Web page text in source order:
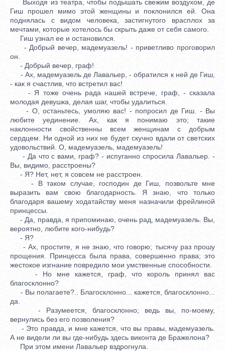
Выходя из театра, чтобы подышать свежим воздухом, де
Гиш прошел мимо этой женщины и поклонился ей. Она
поднялась с видом человека, застигнутого врасплох за
мечтами, которые хотелось бы скрыть даже от себя самого.
Гиш узнал ее и остановился.
- Добрый вечер, мадемуазель! - приветливо проговорил
он.
- Добрый вечер, граф!
- Ах, мадемуазель де Лавальер, - обратился к ней де Гиш,
- как я счастлив, что встретил вас!
- Я тоже очень рада нашей встрече, граф, - сказала
молодая девушка, делая шаг, чтобы удалиться.
- О, останьтесь, умоляю вас! - попросил де Гиш. - Вы
любите уединение. Ах, как я понимаю это; такие
наклонности свойственны всем женщинам с добрым
сердцем. Ни одной из них не будет скучно вдали от светских
удовольствий. О, мадемуазель, мадемуазель!
- Да что с вами, граф? - испуганно спросила Лавальер. -
Вы, видимо, расстроены?
- Я? Нет, нет, я совсем не расстроен.
- В таком случае, господин де Гиш, позвольте мне
выразить вам свою благодарность. Я знаю, что только
благодаря вашему ходатайству меня назначили фрейлиной
принцессы.
- Да, правда, я припоминаю, очень рад, мадемуазель. Вы,
вероятно, любите кого-нибудь?
- Я?
- Ах, простите, я не знаю, что говорю; тысячу раз прошу
прощения. Принцесса была права, совершенно права; это
жестокое изгнание повредило мои умственные способности.
- Но мне кажется, граф, что король принял вас
благосклонно?
- Вы полагаете?.. Благосклонно... кажется, благосклонно...
да.
- Разумеется, благосклонно; ведь вы, по-моему,
вернулись без его позволения?
- Это правда, и мне кажется, что вы правы, мадемуазель.
А не видели ли вы где-нибудь здесь виконта де Бражелона?
При этом имени Лавальер вздрогнула.